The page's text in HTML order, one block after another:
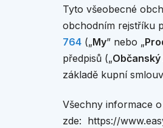
Tyto všeobecné
obchodním rejstříku
764 („My” nebo „
předpisů („
základě kupní
Všechny informace
zde: https://